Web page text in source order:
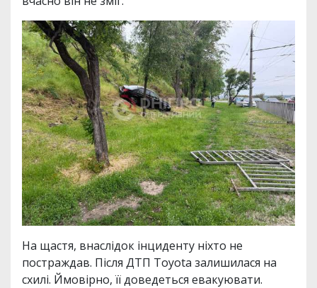
На щастя, внаслідок інциденту ніхто не
постраждав. Після ДТП Toyota залишилася на
схилі. Ймовірно, її доведеться евакуювати.